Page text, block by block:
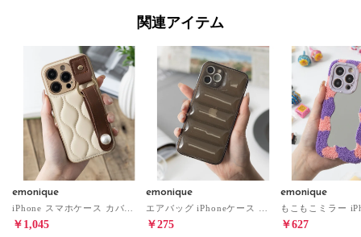
関連アイテム
emonique
￥1,045
emonique
￥275
emonique
￥627